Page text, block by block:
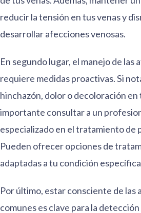
reducir la tensión en tus venas y
desarrollar afecciones venosas.
En segundo lugar, el manejo de las
requiere medidas proactivas. Si
hinchazón, dolor o decoloración en
importante consultar a un
especializado en el tratamiento de
Pueden ofrecer opciones de
adaptadas a tu condición
Por último, estar consciente de las
comunes es clave para la